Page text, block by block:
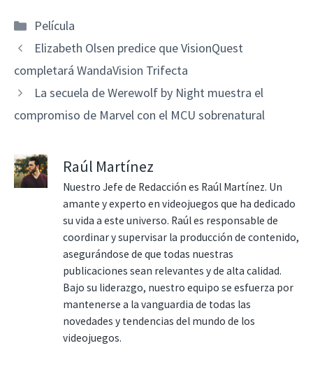
Categorías
Película
Elizabeth Olsen predice que VisionQuest
completará WandaVision Trifecta
La secuela de Werewolf by Night muestra el
compromiso de Marvel con el MCU sobrenatural
Raúl Martínez
Nuestro Jefe de Redacción es Raúl Martínez. Un
amante y experto en videojuegos que ha dedicado
su vida a este universo. Raúl es responsable de
coordinar y supervisar la producción de contenido,
asegurándose de que todas nuestras
publicaciones sean relevantes y de alta calidad.
Bajo su liderazgo, nuestro equipo se esfuerza por
mantenerse a la vanguardia de todas las
novedades y tendencias del mundo de los
videojuegos.